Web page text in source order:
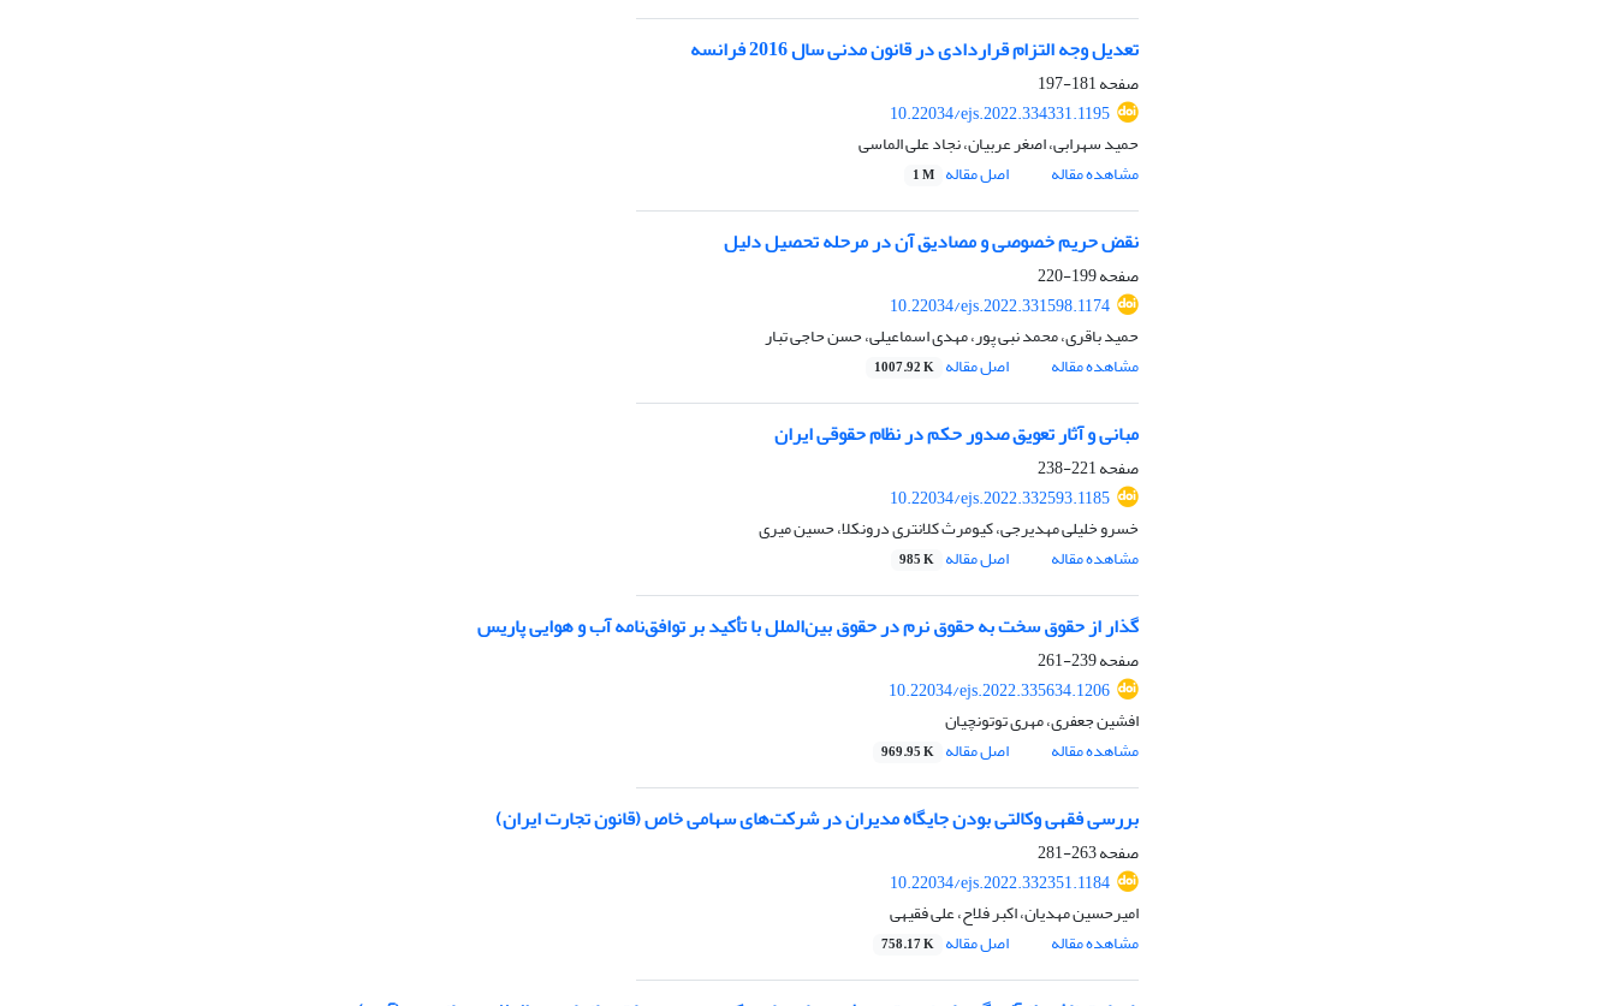
تعدیل وجه التزام قراردادی در قانون مدنی سال 2016 فرانسه
صفحه181-197
10.22034/ejs.2022.334331.1195
حمید سهرابی، اصغر عربیان، نجاد علی الماسی
مشاهده مقاله
اصل مقاله 1 M
نقض حریم خصوصی و مصادیق آن در مرحله تحصیل دلیل
صفحه199-220
10.22034/ejs.2022.331598.1174
حمید باقری، محمد نبی پور، مهدی اسماعیلی، حسن حاجی تبار
مشاهده مقاله
اصل مقاله 1007.92 K
مبانی و آثار تعویق صدور حکم در نظام حقوقی ایران
صفحه221-238
10.22034/ejs.2022.332593.1185
خسرو خلیلی مهدیرجی، کیومرث کلانتری درونکلا، حسین میری
مشاهده مقاله
اصل مقاله 985 K
گذار از حقوق سخت به حقوق نرم در حقوق بین‌الملل با تأکید بر توافق‌نامه آب و هوایی پاریس
صفحه239-261
10.22034/ejs.2022.335634.1206
افشین جعفری، مهری توتونچیان
مشاهده مقاله
اصل مقاله 969.95 K
بررسی فقهی وکالتی بودن جایگاه مدیران در شرکت‌های سهامی خاص (قانون تجارت ایران)
صفحه263-281
10.22034/ejs.2022.332351.1184
امیرحسین مهدیان، اکبر فلاح، علی فقیهی
مشاهده مقاله
اصل مقاله 758.17 K